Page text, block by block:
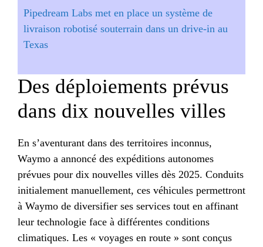
Pipedream Labs met en place un système de
livraison robotisé souterrain dans un drive-in au
Texas
Des déploiements prévus
dans dix nouvelles villes
En s’aventurant dans des territoires inconnus,
Waymo a annoncé des expéditions autonomes
prévues pour dix nouvelles villes dès 2025. Conduits
initialement manuellement, ces véhicules permettront
à Waymo de diversifier ses services tout en affinant
leur technologie face à différentes conditions
climatiques. Les « voyages en route » sont conçus